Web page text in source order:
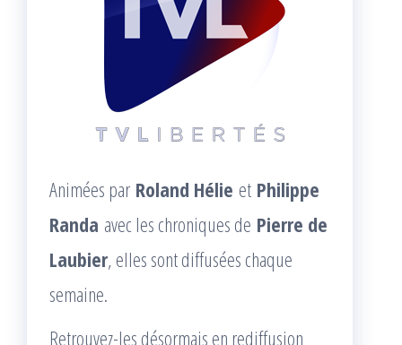
Animées par Roland Hélie et Philippe
Randa avec les chroniques de Pierre de
Laubier, elles sont diffusées chaque
semaine.
Retrouvez-les désormais en rediffusion